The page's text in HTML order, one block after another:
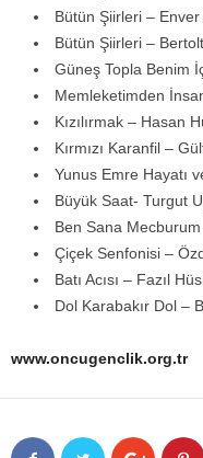
Bütün Şiirleri – Enver
Bütün Şiirleri –
Güneş Topla Benim
Memleketimden
Kızılırmak – Hasan
Kırmızı Karanfil –
Yunus Emre Hayatı
Büyük Saat- Turgut
Ben Sana
Çiçek Senfonisi –
Batı Acısı – Fazıl
Dol Karabakır Dol –
www.oncugenclik.org.tr